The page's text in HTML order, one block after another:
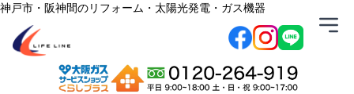
内容をスキップ
神戸市・阪神間のリフォーム・太陽光発電・ガス機器
株式会社ライフライン